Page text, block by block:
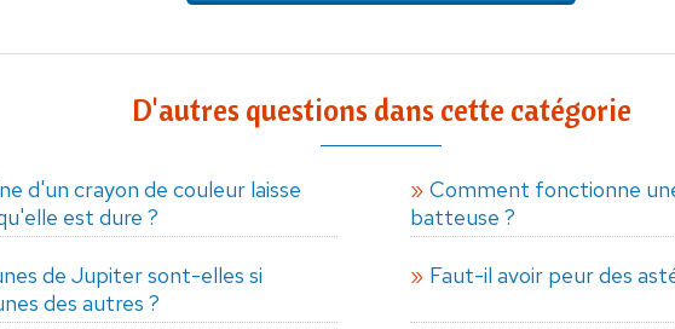
D'autres questions dans cette catégorie
d'un crayon de couleur laisse
est dure ?
Comment fonctionne
batteuse ?
de Jupiter sont-elles si
des autres ?
Faut-il avoir peur des